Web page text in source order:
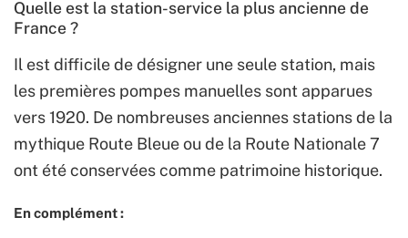
Quelle est la station-service la plus ancienne de
France ?
Il est difficile de désigner une seule station, mais
les premières pompes manuelles sont apparues
vers 1920. De nombreuses anciennes stations de la
mythique Route Bleue ou de la Route Nationale 7
ont été conservées comme patrimoine historique.
En complément :